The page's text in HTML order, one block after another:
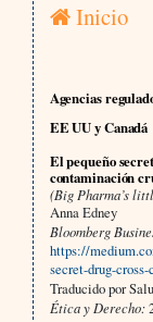
Inicio
Agencias
EE UU y Canadá
El pequeño
contaminación
(Big Pharma’s
Anna Edney
Bloomberg
https://
secret-drug-
Traducido por
Ética y Derecho: